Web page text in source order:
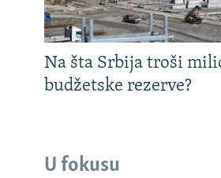
Na šta Srbija troši
budžetske rezerve?
U fokusu